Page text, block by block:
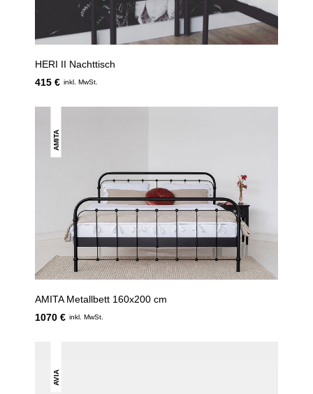
HERI II Nachttisch
415 € inkl. MwSt.
AMITA
AMITA Metallbett 160x200 cm
1070 € inkl. MwSt.
AVIA